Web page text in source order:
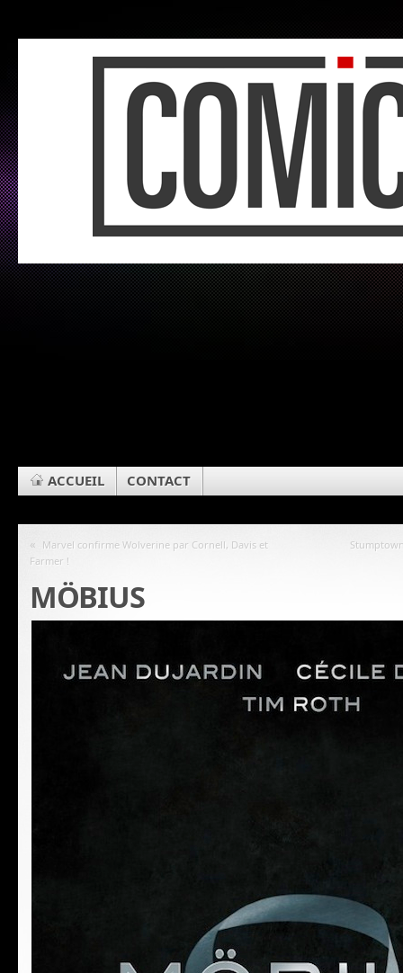
ACCUEIL CONTACT
« Marvel confirme Wolverine par Cornell, Davis et
Farmer !
MÖBIUS